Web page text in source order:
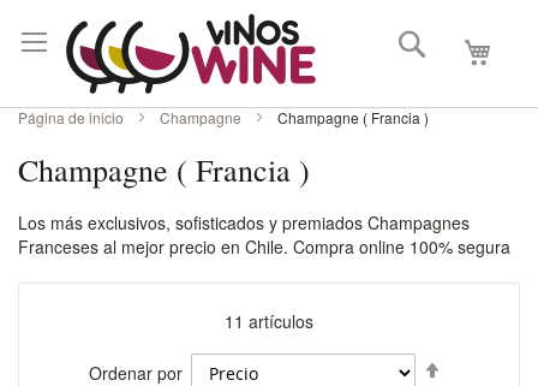
Mi
Buscar
Página de inicio Champagne Champagne ( Francia )
Champagne ( Francia )
Los más exclusivos, sofisticados y premiados Champagnes
Franceses al mejor precio en Chile. Compra online 100% segura
11 artículos
Ordenar por